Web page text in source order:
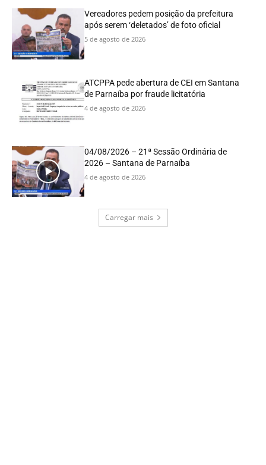
Vereadores pedem posição da prefeitura
após serem ‘deletados’ de foto oficial
5 de agosto de 2026
ATCPPA pede abertura de CEI em Santana
de Parnaíba por fraude licitatória
4 de agosto de 2026
04/08/2026 – 21ª Sessão Ordinária de
2026 – Santana de Parnaíba
4 de agosto de 2026
Carregar mais